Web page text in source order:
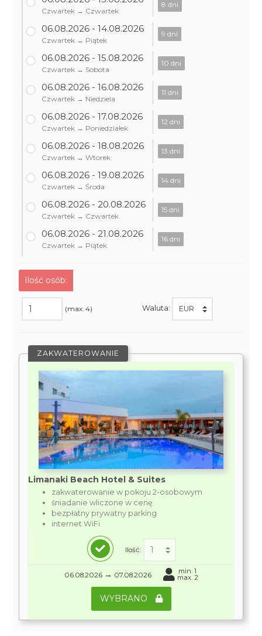
Czwartek → Czwartek
8 dni
06.08.2026 - 14.08.2026
Czwartek → Piątek
9 dni
06.08.2026 - 15.08.2026
Czwartek → Sobota
10 dni
06.08.2026 - 16.08.2026
Czwartek → Niedziela
11 dni
06.08.2026 - 17.08.2026
Czwartek → Poniedziałek
12 dni
06.08.2026 - 18.08.2026
Czwartek → Wtorek
13 dni
06.08.2026 - 19.08.2026
Czwartek → Środa
14 dni
06.08.2026 - 20.08.2026
Czwartek → Czwartek
15 dni
06.08.2026 - 21.08.2026
Czwartek → Piątek
16 dni
Ilość osób:
(max. 4) Waluta:
ZAKWATEROWANIE
Limanaki Beach Hotel & Suites
zakwaterowanie w pokoju 2-osobowym
śniadanie wliczone w cenę
bezpłatny prywatny parking
internet WiFi
Ilość:
06.08.2026 → 07.08.2026 min. 1
max. 2
WYBRANO